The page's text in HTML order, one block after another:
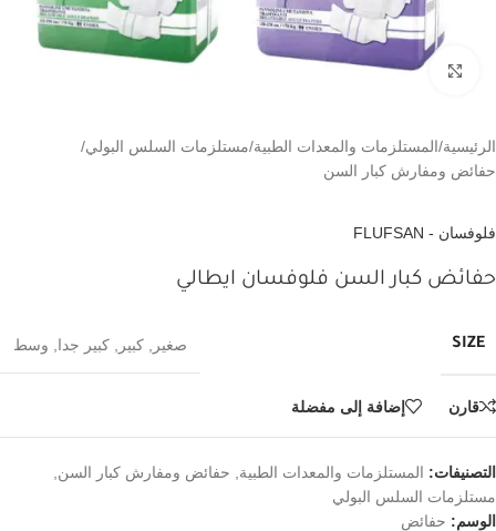
اضغط للتكبير
الرئيسية/المستلزمات والمعدات الطبية/مستلزمات السلس البولي/
حفائض ومفارش كبار السن
فلوفسان - FLUFSAN
حفائض كبار السن فلوفسان ايطالي
SIZE صغير كبير كبير جدا وسط
قارن إضافة إلى مفضلة
التصنيفات: المستلزمات والمعدات الطبية حفائض ومفارش كبار السن
مستلزمات السلس البولي
الوسم: حفائض